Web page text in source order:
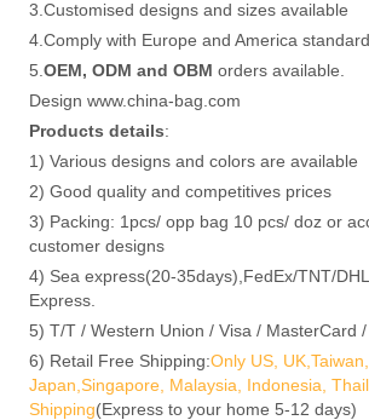
3.Customised designs and sizes available
4.Comply with Europe and America standard
5. OEM, ODM and OBM orders available.
Design www.china-bag.com
Products details:
1) Various designs and colors are available
2) Good quality and competitives prices
3) Packing: 1pcs/ opp bag 10 pcs/ doz or
customer designs
4) Sea express(20-35days),FedEx/TNT/
Express.
5) T/T / Western Union / Visa / MasterCard
6) Retail Free Shipping:Only US,
Japan,Singapore, Malaysia, Indonesia,
Shipping(Express to your home 5-12 days)